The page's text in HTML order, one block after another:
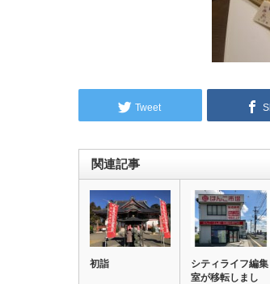
Tweet
関連記事
初詣
シティライフ編集
室が移転しまし